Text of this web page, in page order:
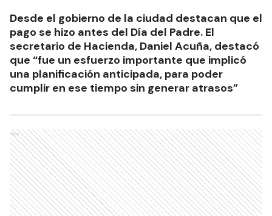
Desde el gobierno de la ciudad destacan que el
pago se hizo antes del Día del Padre. El
secretario de Hacienda, Daniel Acuña, destacó
que “fue un esfuerzo importante que implicó
una planificación anticipada, para poder
cumplir en ese tiempo sin generar atrasos”
Ads